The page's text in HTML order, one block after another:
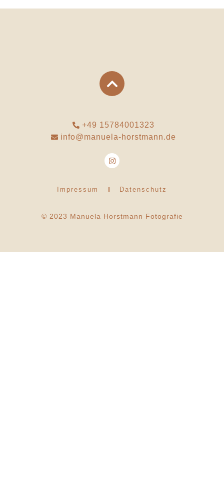
+49 15784001323
info@manuela-horstmann.de
Impressum Datenschutz
© 2023 Manuela Horstmann Fotografie